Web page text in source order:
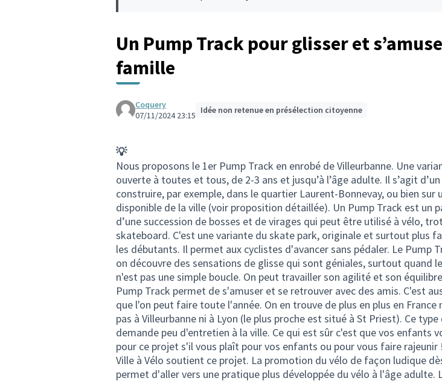
Un Pump Track pour glisser et
famille
Coquery
07/11/2024 23:15 Idée non retenue en présélection citoyenne
💡
Nous proposons le 1er Pump Track en enrobé de Villeurbanne. Une
ouverte à toutes et tous, de 2-3 ans et jusqu’à l’âge adulte. Il s’agit
construire, par exemple, dans le quartier Laurent-Bonnevay, ou bien sur
disponible de la ville (voir proposition détaillée). Un Pump Track est un
d’une succession de bosses et de virages qui peut être utilisé à vélo,
skateboard. C'est une variante du skate park, originale et surtout plus
les débutants. Il permet aux cyclistes d'avancer sans pédaler. Le Pump
on découvre des sensations de glisse qui sont géniales, surtout quand
n'est pas une simple boucle. On peut travailler son agilité et son
Pump Track permet de s'amuser et se retrouver avec des amis. C'est
que l'on peut faire toute l'année. On en trouve de plus en plus en France
pas à Villeurbanne ni à Lyon (le plus proche est situé à St Priest). Ce
demande peu d'entretien à la ville. Ce qui est sûr c'est que vos enfants
pour ce projet s'il vous plaît pour vos enfants ou pour vous faire rajeunir
Ville à Vélo soutient ce projet. La promotion du vélo de façon ludique
permet d'aller vers une pratique plus développée du vélo à l'âge adulte.